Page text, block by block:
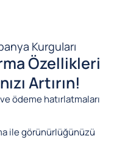
Kurguları
Özellikleri
Artırın!
ödeme hatırlatmaları
ile görünürlüğünüzü